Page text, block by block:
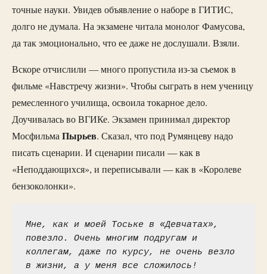
точные науки. Увидев объявление о наборе в ГИТИС,
долго не думала. На экзамене читала монолог Фамусова,
да так эмоционально, что ее даже не дослушали. Взяли.
Вскоре отчислили — много пропустила из-за съемок в
фильме «Навстречу жизни». Чтобы сыграть в нем ученицу
ремесленного училища, освоила токарное дело.
Доучивалась во ВГИКе. Экзамен принимал директор
МосфильмаПырьев. Сказал, что под Румянцеву надо
писать сценарии. И сценарии писали — как в
«Неподдающихся», и переписывали — как в «Королеве
бензоколонки».
Мне, как и моей Тоське в «Девчатах»,
повезло. Очень многим подругам и
коллегам, даже по курсу, не очень везло
в жизни, а у меня все сложилось!